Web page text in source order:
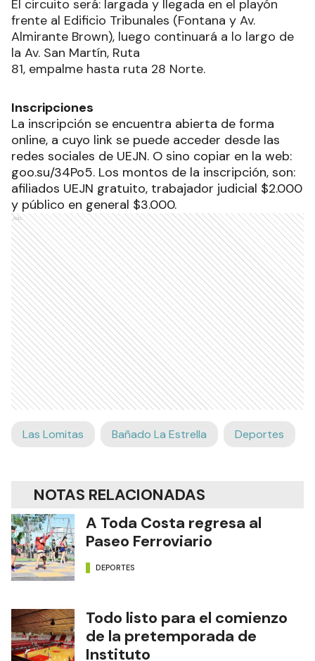
El circuito será: largada y llegada en el playón
frente al Edificio Tribunales (Fontana y Av.
Almirante Brown), luego continuará a lo largo de
la Av. San Martín, ‍Ruta
81, empalme hasta ruta 28 Norte.
Inscripciones
La inscripción se encuentra abierta de forma
online, a cuyo link se puede acceder desde las
redes sociales de UEJN. O sino copiar en la web:
goo.su/34Po5. Los montos de la inscripción, son:
afiliados UEJN gratuito, trabajador judicial $2.000
y público en general $3.000.
Ads
Las Lomitas Bañado La Estrella Deportes
NOTAS RELACIONADAS
A Toda Costa regresa al
Paseo Ferroviario
DEPORTES
Todo listo para el comienzo
de la pretemporada de
Instituto